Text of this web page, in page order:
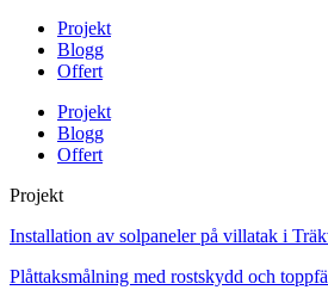
Projekt
Blogg
Offert
Projekt
Blogg
Offert
Projekt
Installation av solpaneler på villatak i
Plåttaksmålning med rostskydd och